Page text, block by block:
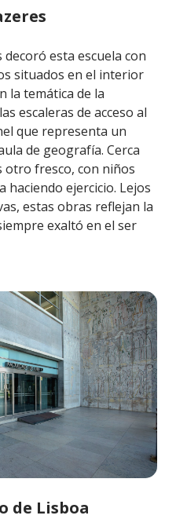
esta escuela con
situados en el interior
la temática de la
escaleras de acceso al
que representa un
de geografía. Cerca
otro fresco, con niños
haciendo ejercicio. Lejos
estas obras reflejan la
exaltó en el ser
de Lisboa